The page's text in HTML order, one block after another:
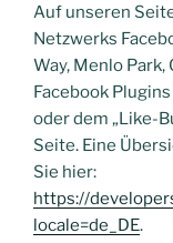
Auf unseren
Netzwerks
Way, Menlo
Facebook
oder dem „Like-
Seite. Eine
Sie hier:
https://
locale=de_DE.